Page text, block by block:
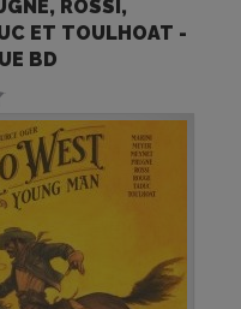
ROSSI,
ET TOULHOAT -
BD